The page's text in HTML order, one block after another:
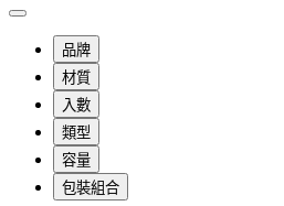
品牌
材質
入數
類型
容量
包裝組合